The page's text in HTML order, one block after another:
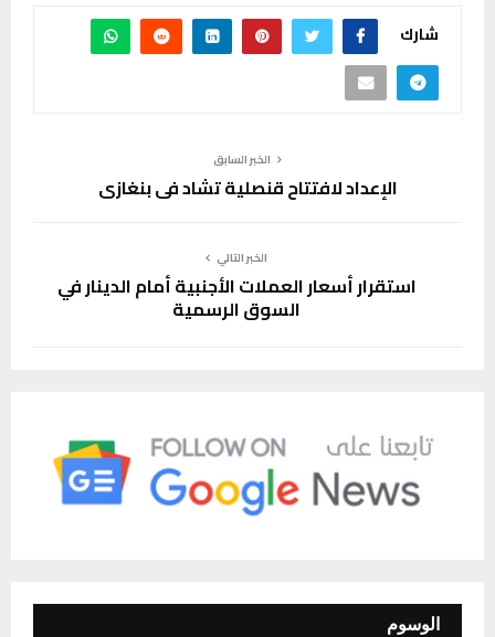
شارك
الخبر السابق
الإعداد لافتتاح قنصلية تشاد في بنغازي
الخبر التالي
استقرار أسعار العملات الأجنبية أمام الدينار في
السوق الرسمية
الوسوم